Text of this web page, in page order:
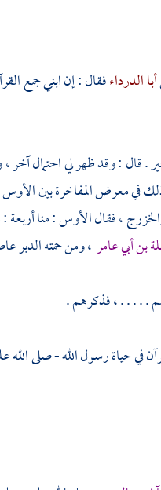
أبا الدرداءفقال : إن ابني جمع
قال : وقد ظهر لي احتمال آخر ،
في معرض المفاخرة بينالأوس
،فقالالأوس: منا
بن أبي عامر،ومن حمته الدبر
. . . . . ، فذكرهم .
في حياة رسول الله - صلى